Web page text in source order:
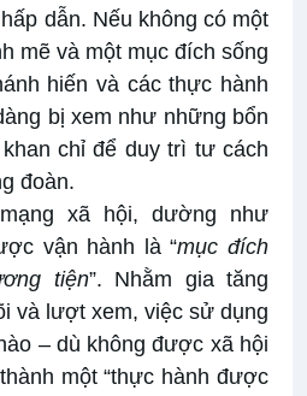
dẫn. Nếu không có một
mẽ và một mục đích sống
hiến và các thực hành
bị xem như những bổn
chỉ để duy trì tư cách
đoàn.
xã hội, dường như
vận hành là “mục đích
tiện”. Nhằm gia tăng
và lượt xem, việc sử dụng
– dù không được xã hội
một “thực hành được